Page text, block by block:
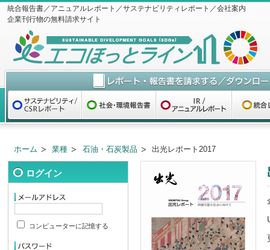
統合報告書／アニュアルレポート／サステナビリティレポート／会社案内
企業刊行物の無料請求サイト
ホーム 業種 石油・石炭製品 出光レポート2017
ログイン
コンピューターに記憶する